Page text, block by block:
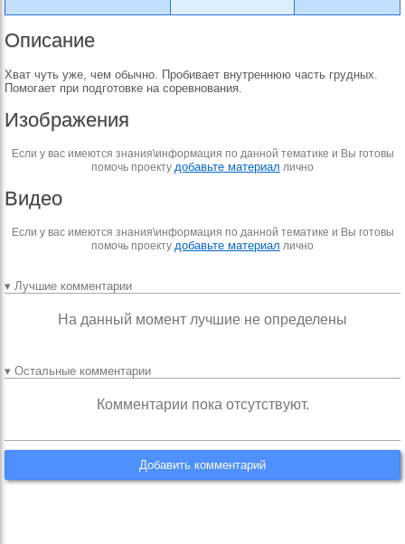
Описание
Хват чуть уже, чем обычно. Пробивает внутреннюю часть грудных.
Помогает при подготовке на соревнования.
Изображения
Если у вас имеются знания\информация по данной тематике и Вы готовы
помочь проекту добавьте материал лично
Видео
Если у вас имеются знания\информация по данной тематике и Вы готовы
помочь проекту добавьте материал лично
▾ Лучшие комментарии
На данный момент лучшие не определены
▾ Остальные комментарии
Комментарии пока отсутствуют.
Добавить комментарий